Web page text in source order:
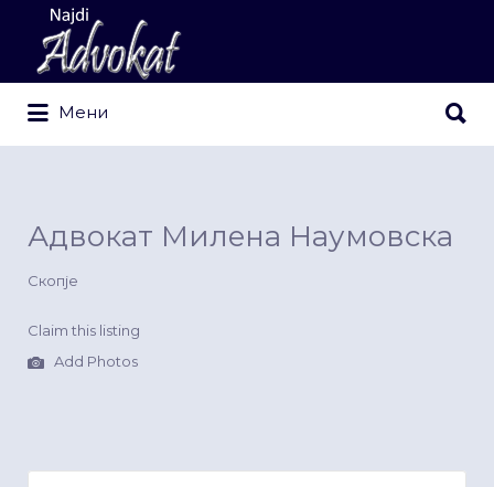
Search
for:
Мени
for:
Адвокат Милена Наумовска
Скопје
Claim this listing
Add Photos